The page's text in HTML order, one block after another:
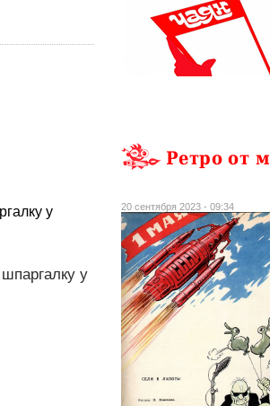
у
у
Ретро от
20 сентября 2023 - 09:34